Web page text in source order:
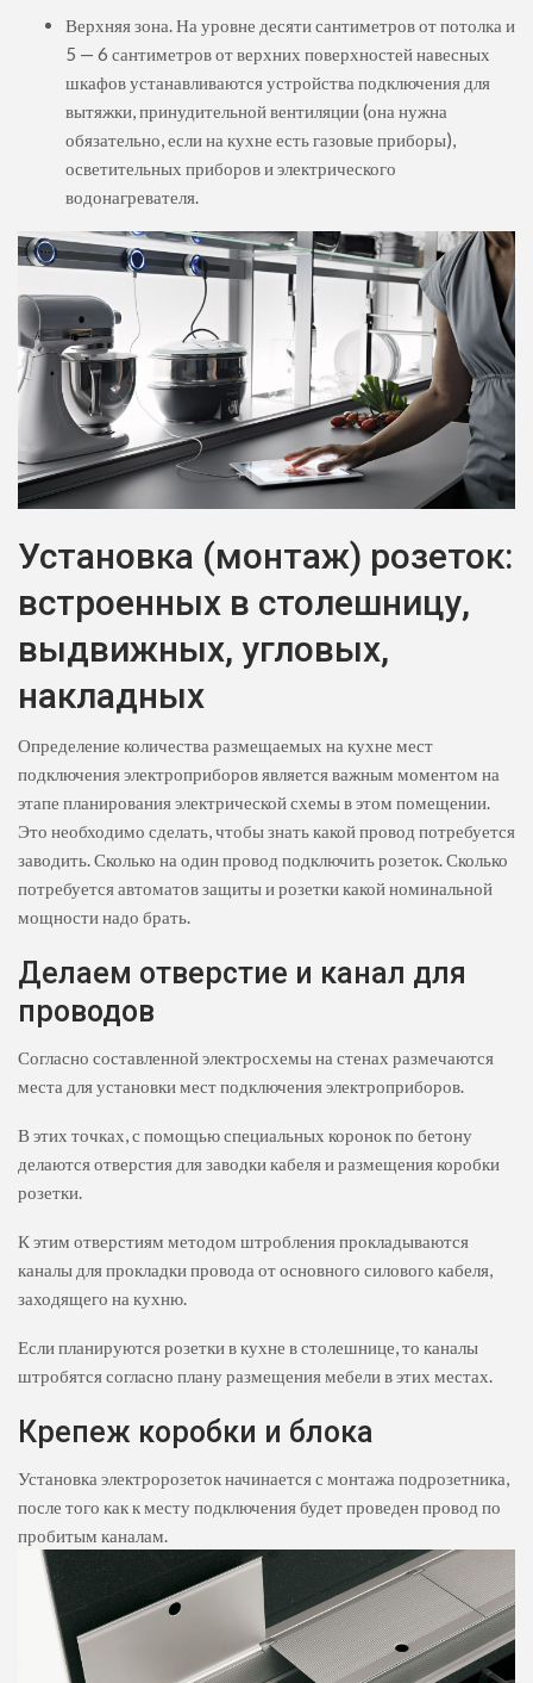
Верхняя зона. На уровне десяти сантиметров от потолка и
5 — 6 сантиметров от верхних поверхностей навесных
шкафов устанавливаются устройства подключения для
вытяжки, принудительной вентиляции (она нужна
обязательно, если на кухне есть газовые приборы),
осветительных приборов и электрического
водонагревателя.
Установка (монтаж) розеток:
встроенных в столешницу,
выдвижных, угловых,
накладных
Определение количества размещаемых на кухне мест
подключения электроприборов является важным моментом на
этапе планирования электрической схемы в этом помещении.
Это необходимо сделать, чтобы знать какой провод потребуется
заводить. Сколько на один провод подключить розеток. Сколько
потребуется автоматов защиты и розетки какой номинальной
мощности надо брать.
Делаем отверстие и канал для
проводов
Согласно составленной электросхемы на стенах размечаются
места для установки мест подключения электроприборов.
В этих точках, с помощью специальных коронок по бетону
делаются отверстия для заводки кабеля и размещения коробки
розетки.
К этим отверстиям методом штробления прокладываются
каналы для прокладки провода от основного силового кабеля,
заходящего на кухню.
Если планируются розетки в кухне в столешнице, то каналы
штробятся согласно плану размещения мебели в этих местах.
Крепеж коробки и блока
Установка электророзеток начинается с монтажа подрозетника,
после того как к месту подключения будет проведен провод по
пробитым каналам.